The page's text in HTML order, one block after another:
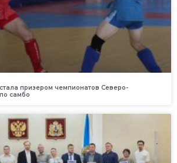
призером чемпионатов Северо-
самбо